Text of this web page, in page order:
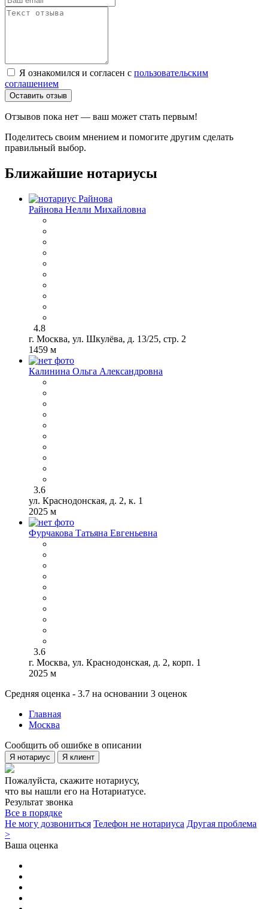
Я ознакомился и согласен с пользовательским
соглашением
Оставить отзыв
Отзывов пока нет — ваш может стать первым!
Поделитесь своим мнением и помогите другим сделать
правильный выбор.
Ближайшие нотариусы
Райнова Нелли Михайловна
4.8
г. Москва, ул. Шкулёва, д. 13/25, стр. 2
1459 м
Калинина Ольга Александровна
3.6
ул. Краснодонская, д. 2, к. 1
2025 м
Фурчакова Татьяна Евгеньевна
3.6
г. Москва, ул. Краснодонская, д. 2, корп. 1
2025 м
Средняя оценка - 3.7 на основании 3 оценок
Главная
Москва
Сообщить об ошибке в описании
Я нотариус Я клиент
Пожалуйста, скажите нотариусу,
что вы нашли его на Нотариатусе.
Результат звонка
Все в порядке
Не могу дозвониться Телефон не нотариуса Другая проблема
>
Ваша оценка